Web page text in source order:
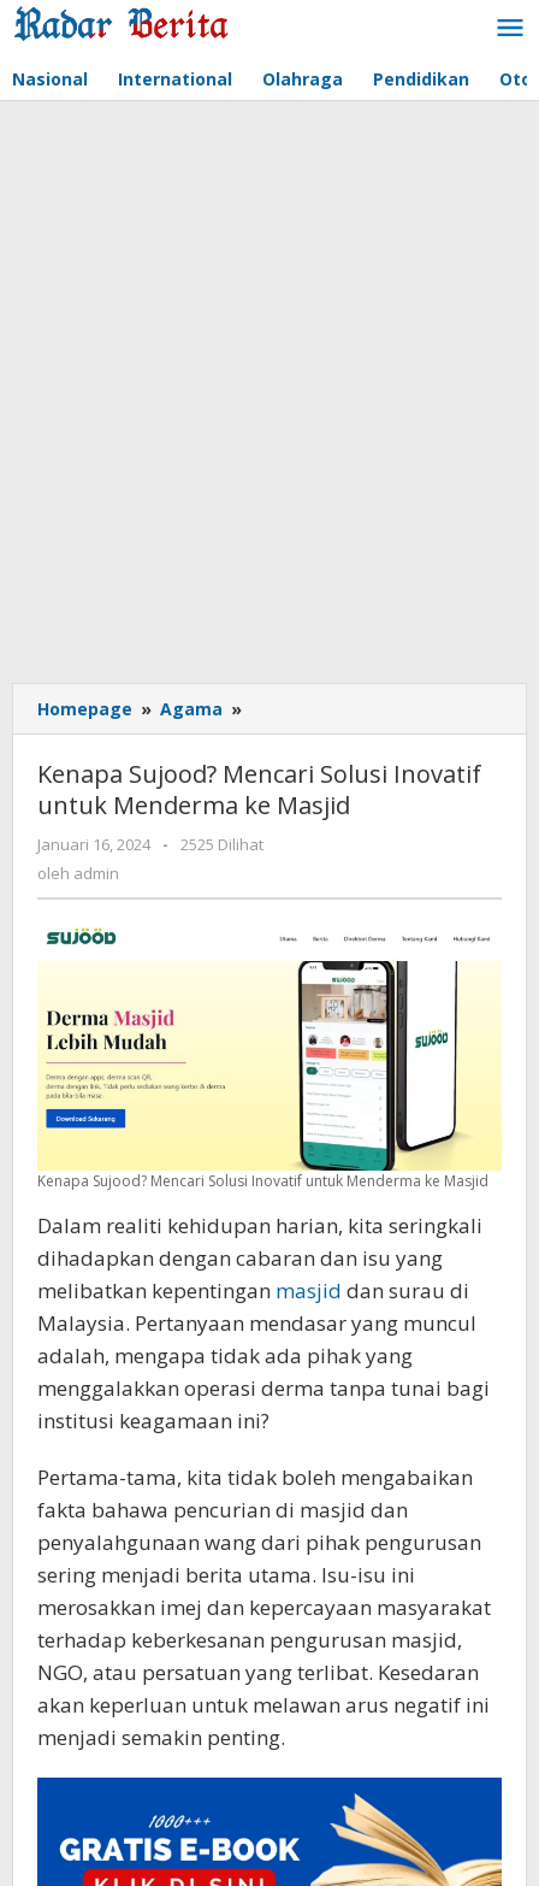
Lewati
ke
Nasional International Olahraga Pendidikan
Homepage » Agama »
Sujood?
Solusi
Inovatif
untuk
Kenapa Sujood? Mencari Solusi Inovatif
untuk Menderma ke Masjid
Januari 16, 2024
oleh
-
2525 Dilihat
oleh admin
Kenapa Sujood? Mencari Solusi Inovatif untuk Menderma ke Masjid
Dalam realiti kehidupan harian, kita seringkali
dihadapkan dengan cabaran dan isu yang
melibatkan kepentingan masjid dan surau di
Malaysia. Pertanyaan mendasar yang muncul
adalah, mengapa tidak ada pihak yang
menggalakkan operasi derma tanpa tunai bagi
institusi keagamaan ini?
Pertama-tama, kita tidak boleh mengabaikan
fakta bahawa pencurian di masjid dan
penyalahgunaan wang dari pihak pengurusan
sering menjadi berita utama. Isu-isu ini
merosakkan imej dan kepercayaan masyarakat
terhadap keberkesanan pengurusan masjid,
NGO, atau persatuan yang terlibat. Kesedaran
akan keperluan untuk melawan arus negatif ini
menjadi semakin penting.